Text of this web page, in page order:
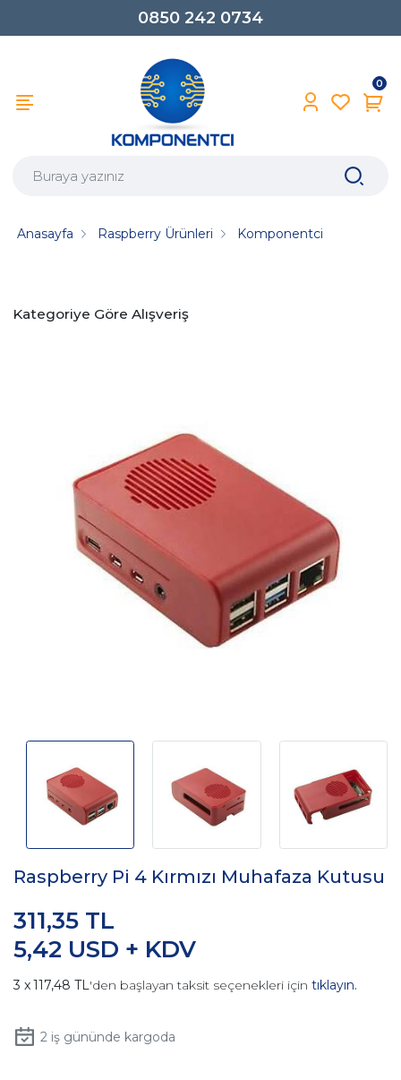
0850 242 0734
0
Anasayfa Raspberry Ürünleri Komponentci
Kategoriye Göre Alışveriş
Raspberry Pi 4 Kırmızı Muhafaza Kutusu
5,42 USD + KDV
311,35 TL
117,48 TL'den başlayan taksit seçenekleri için tıklayın.
2iş gününde kargoda